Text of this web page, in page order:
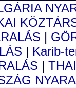
|
| Karib-
|